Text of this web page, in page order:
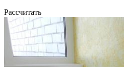
Рассчитать